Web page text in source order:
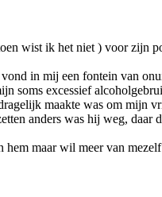
wist ik het niet ) voor
in mij een fontein van
soms excessief
maakte was om mijn
anders was hij weg, daar
maar wil meer van